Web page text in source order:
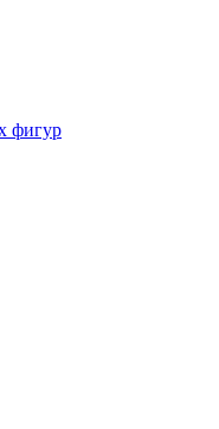
фигур